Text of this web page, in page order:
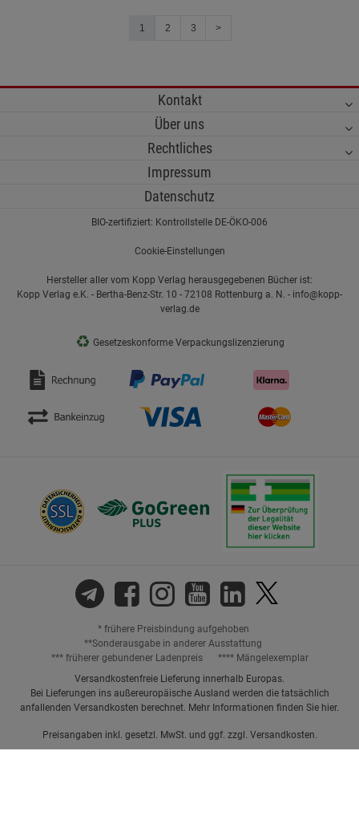
1 2 3 >
Kontakt
Über uns
Rechtliches
Impressum
Datenschutz
BIO-zertifiziert: Kontrollstelle DE-ÖKO-006
Cookie-Einstellungen
Hersteller aller vom Kopp Verlag herausgegebenen Bücher ist:
Kopp Verlag e.K. - Bertha-Benz-Str. 10 - 72108 Rottenburg a. N. - info@kopp-
verlag.de
♻ Gesetzeskonforme Verpackungslizenzierung
* frühere Preisbindung aufgehoben
**Sonderausgabe in anderer Ausstattung
*** früherer gebundener Ladenpreis
**** Mängelexemplar
Versandkostenfreie Lieferung innerhalb Europas.
Bei Lieferungen ins außereuropäische Ausland werden die tatsächlich
anfallenden Versandkosten berechnet. Mehr Informationen finden Sie hier.
Preisangaben inkl. gesetzl. MwSt. und ggf. zzgl. Versandkosten.